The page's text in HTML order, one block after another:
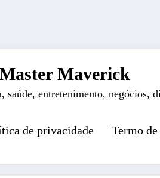
Maverick
saúde, entretenimento, negócios,
de privacidade Termo